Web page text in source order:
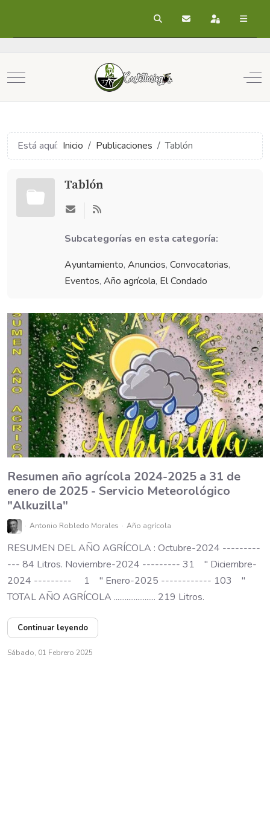
BuscarSuscribirse a las
Registrarse
Mobile Menu Toggle
Está aquí: Inicio Publicaciones Tablón
Tablón
Subcategorías en esta categoría:
Ayuntamiento, Anuncios, Convocatorias,
Eventos, Año agrícola, El Condado
Resumen año agrícola 2024-2025 a 31 de
enero de 2025 - Servicio Meteorológico
"Alkuzilla"
Antonio Robledo Morales Año agrícola
RESUMEN DEL AÑO AGRÍCOLA : Octubre-2024 ---------
--- 84 Litros. Noviembre-2024 --------- 31 " Diciembre-
2024 --------- 1 " Enero-2025 ------------ 103 "
TOTAL AÑO AGRÍCOLA ....................... 219 Litros.
Continuar leyendo
Sábado, 01 Febrero 2025